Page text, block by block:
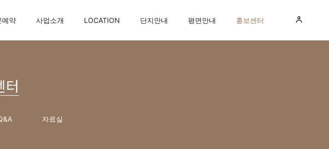
예약 사업소개 LOCATION 단지안내 평면안내 홍보센터
터
자료실